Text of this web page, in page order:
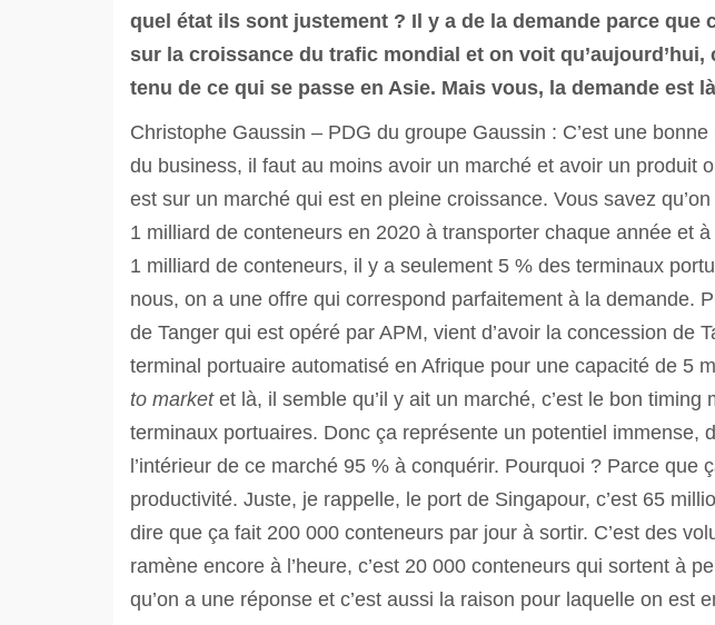
quel état ils sont justement ? Il y a de la demande parce que
sur la croissance du trafic mondial et on voit qu’aujourd’hui,
tenu de ce qui se passe en Asie. Mais vous, la demande est
Christophe Gaussin – PDG du groupe Gaussin : C’est une
du business, il faut au moins avoir un marché et avoir un produit
est sur un marché qui est en pleine croissance. Vous savez
1 milliard de conteneurs en 2020 à transporter chaque année et
1 milliard de conteneurs, il y a seulement 5 % des terminaux
nous, on a une offre qui correspond parfaitement à la demande.
de Tanger qui est opéré par APM, vient d’avoir la concession de
terminal portuaire automatisé en Afrique pour une capacité de 5
to marketet là, il semble qu’il y ait un marché, c’est le bon
terminaux portuaires. Donc ça représente un potentiel immense,
l’intérieur de ce marché 95 % à conquérir. Pourquoi ? Parce que
productivité. Juste, je rappelle, le port de Singapour, c’est 65
dire que ça fait 200 000 conteneurs par jour à sortir. C’est des
ramène encore à l’heure, c’est 20 000 conteneurs qui sortent à
qu’on a une réponse et c’est aussi la raison pour laquelle on est